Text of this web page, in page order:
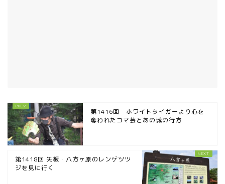
第1416回 ホワイトタイガーより心を
奪われたコマ芸とあの城の行方
第1418回 矢板・八方ヶ原のレンゲツツ
ジを見に行く